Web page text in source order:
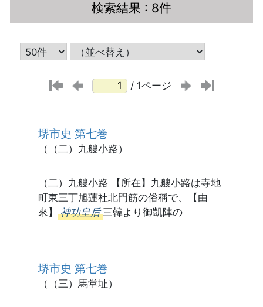
検索結果 : 8件
/ 1ページ
堺市史 第七巻
（（二）九艘小路）
（二）九艘小路 【所在】九艘小路は寺地
町東三丁旭蓮社北門筋の俗稱で、【由
來】 神功皇后 三韓より御凱陣の
堺市史 第七巻
（（三）馬堂址）